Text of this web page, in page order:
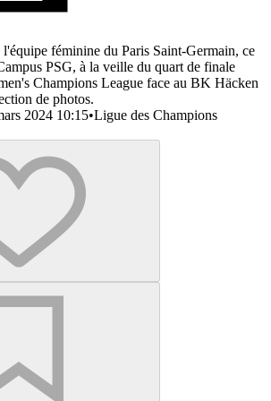
féminine du Paris Saint-Germain, ce
PSG, à la veille du quart de finale
Champions League face au BK Häcken
de photos.
2024 10:15•Ligue des Champions